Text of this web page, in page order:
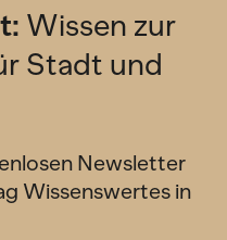
Wissen zur
Stadt und
Newsletter
Wissenswertes in